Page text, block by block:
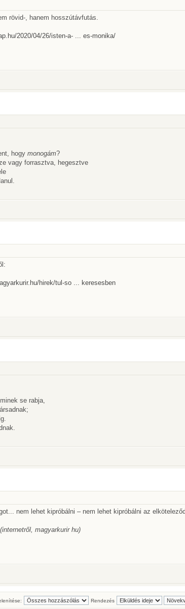
rövid-, hanem hosszútávfutás.
2020/04/26/isten-a- ... es-monika/
hogy monogám?
vagy forrasztva, hegesztve
hirek/tul-so ... keresesben
se rabja,
nem lehet kipróbálni – nem lehet kipróbálni az
magyarkurir hu)
Rendezés